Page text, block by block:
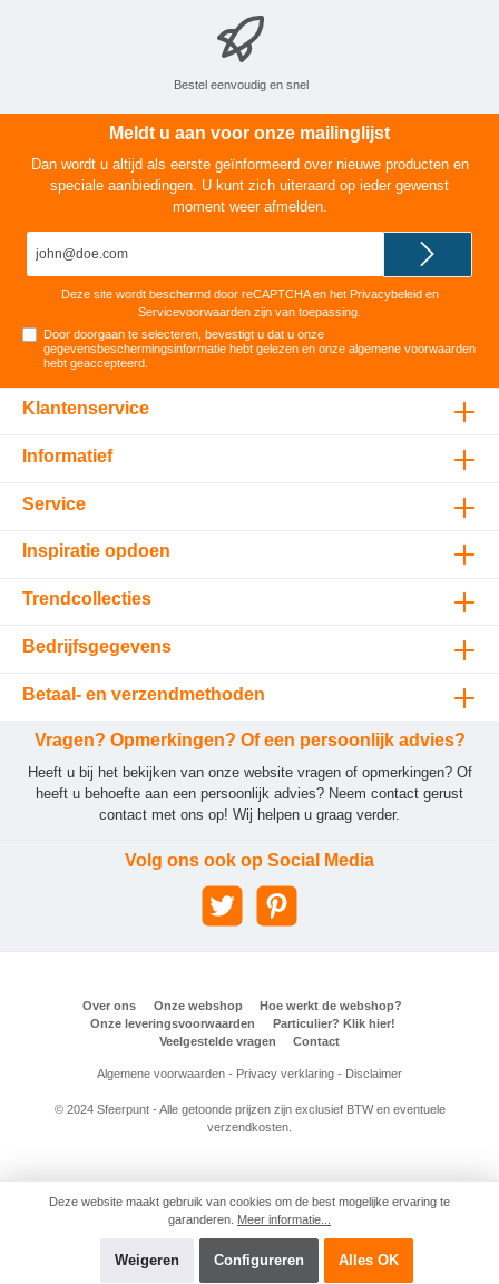
Bestel eenvoudig en snel
Meldt u aan voor onze mailinglijst
Dan wordt u altijd als eerste geïnformeerd over nieuwe producten en
speciale aanbiedingen. U kunt zich uiteraard op ieder gewenst
moment weer afmelden.
Deze site wordt beschermd door reCAPTCHA en het Privacybeleiden
Servicevoorwaarden zijn van toepassing.
Door doorgaan te selecteren, bevestigt u dat u onze
gegevensbeschermingsinformatie hebt gelezen en onzealgemene voorwaarden
hebt geaccepteerd
Klantenservice
Informatief
Service
Inspiratie opdoen
Trendcollecties
Bedrijfsgegevens
Betaal- en verzendmethoden
Vragen? Opmerkingen? Of een persoonlijk advies?
Heeft u bij het bekijken van onze website vragen of opmerkingen? Of
heeft u behoefte aan een persoonlijk advies? Neem contact gerust
contact met ons op! Wij helpen u graag verder.
Volg ons ook op Social Media
Over ons Onze webshop
Hoe werkt de webshop?
Onze leveringsvoorwaarden
Particulier? Klik hier!
Veelgestelde vragen
Contact
Algemene voorwaarden - Privacy verklaring - Disclaimer
© 2024 Sfeerpunt - Alle getoonde prijzen zijn exclusief BTW en eventuele
verzendkosten.
Deze website maakt gebruik van cookies om de best mogelijke ervaring te
garanderen. Meer informatie...
Weigeren Configureren Alles OK